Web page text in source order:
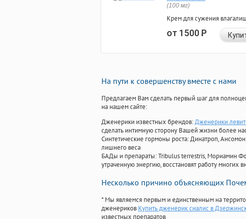
(100 мг)
Крем для сужения
от 1500Р
На пути к совершенству вместе с нами
Предлагаем Вам сделать первый шаг для
на нашем сайте:
Дженерики известных брендов:Дженерики
сделать интимную сторону Вашей жизни более
Синтетические гормоны роста: Динатроп,
лишнего веса
БАДы и препараты:Tribulus terrestris, Мориамин
утраченную энергию, восстановят работу многих
Несколько причино объясняющих
* Мы являемся первым и единственным на
дженериков Купить дженерик сиалис в
известных препаратов